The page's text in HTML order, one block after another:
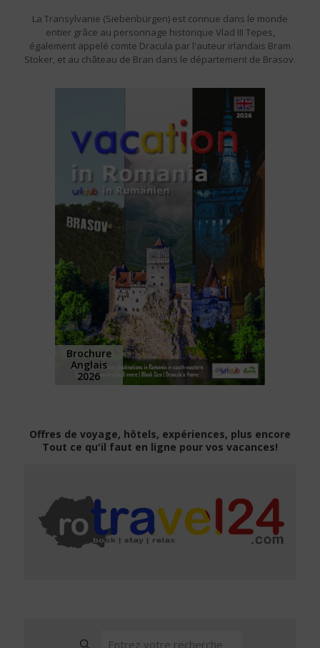
La Transylvanie (Siebenbürgen) est connue dans le monde
entier grâce au personnage historique Vlad III Tepes,
également appelé comte Dracula par l'auteur irlandais Bram
Stoker, et au château de Bran dans le département de Brasov.
Brochure
Anglais
2026
Offres de voyage, hôtels, expériences, plus encore
Tout ce qu'il faut en ligne pour vos vacances!